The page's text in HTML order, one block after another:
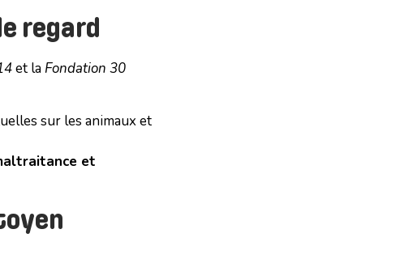
regard
et laFondation 30
sur les animaux et
et